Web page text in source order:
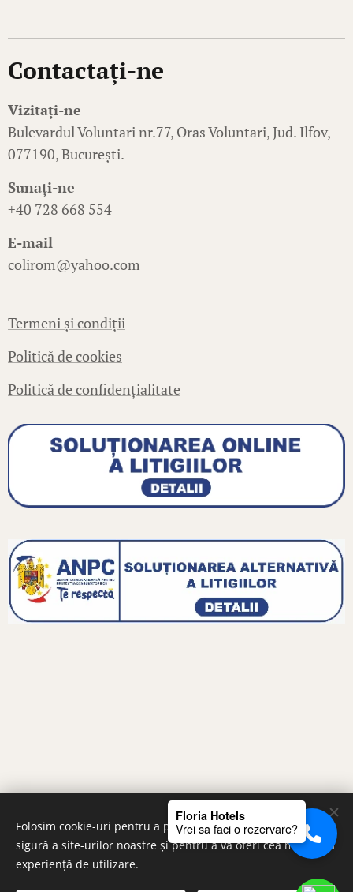
Contactați-ne
Vizitați-ne
Bulevardul Voluntari nr.77, Oras Voluntari, Jud. Ilfov,
077190, București.
Sunați-ne
+40 728 668 554
E-mail
colirom@yahoo.com
Termeni și condiții
Politică de cookies
Politică de confidențialitate
Copyright FloriaHotels.ro © 2024 All Rights Reserved
Folosim cookie-uri pentru a permite funcționarea corectă și
sigură a site-urilor noastre și pentru a vă oferi cea mai bună
experiență de utilizare.
Floria Hotels
Vrei sa faci o rezervare?